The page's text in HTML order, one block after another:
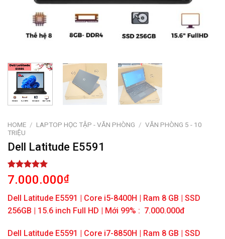
HOME / LAPTOP HỌC TẬP - VĂN PHÒNG / VĂN PHÒNG 5 - 10
TRIỆU
Dell Latitude E5591
Rated5.00
out of 5
1
customer
rating
7.000.000₫
Dell Latitude E5591 | Core i5-8400H | Ram 8 GB | SSD
256GB | 15.6 inch Full HD | Mới 99% : 7.000.000đ
Dell Latitude E5591 | Core i7-8850H | Ram 8 GB | SSD